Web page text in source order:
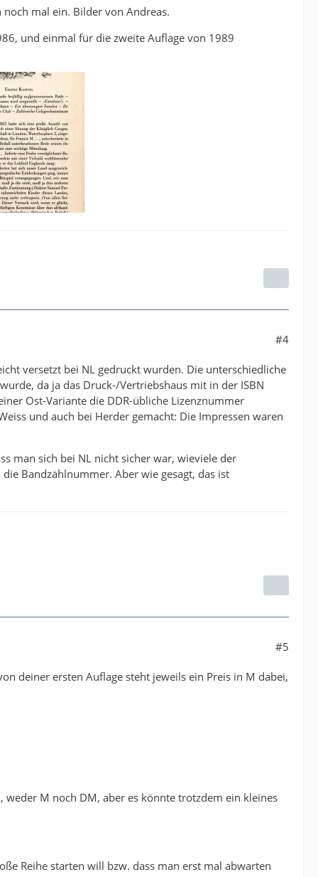
mal ein. Bilder von Andreas.
und einmal für die zweite Auflage von 1989
#4
versetzt bei NL gedruckt wurden. Die unterschiedliche
da ja das Druck-/Vertriebshaus mit in der ISBN
Ost-Variante die DDR-übliche Lizenznummer
und auch bei Herder gemacht: Die Impressen waren
man sich bei NL nicht sicher war, wieviele der
Bandzählnummer. Aber wie gesagt, das ist
#5
deiner ersten Auflage steht jeweils ein Preis in M dabei,
M noch DM, aber es könnte trotzdem ein kleines
Reihe starten will bzw. dass man erst mal abwarten